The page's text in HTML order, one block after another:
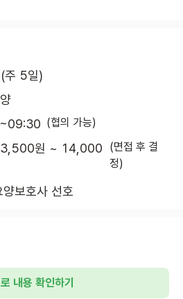
주 5일)
(협의 가능)
원 ~ 14,000
(면접 후 결
정)
양보호사 선호
내용 확인하기